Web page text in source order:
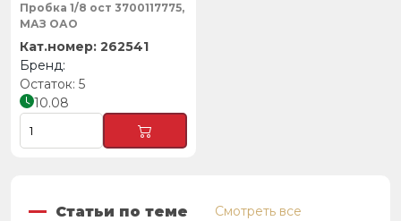
Пробка 1/8 ост 3700117775,
МАЗ ОАО
262541
5
10.08
Статьи по теме Смотреть все